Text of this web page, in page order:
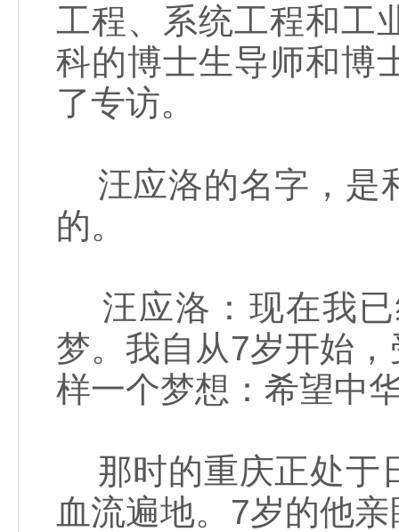
工程、系统工程和工
科的博士生导师和博
了专访。
汪应洛的名字，是
的。
汪应洛：现在我已
梦。我自从7岁开始
样一个梦想：希望中
那时的重庆正处于
血流遍地。7岁的他